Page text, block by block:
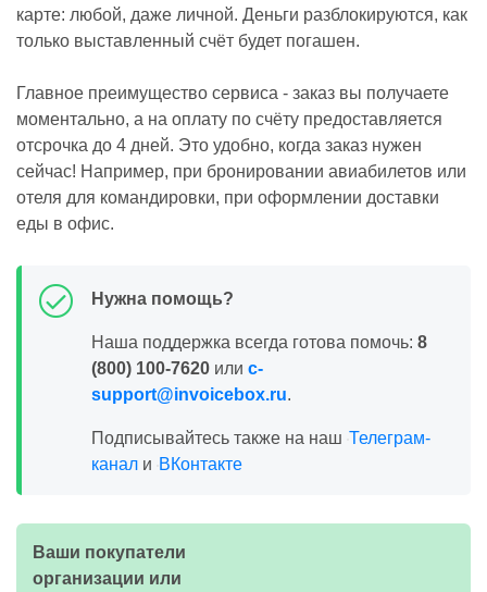
карте: любой, даже личной. Деньги разблокируются, как
только выставленный счёт будет погашен.
Главное преимущество сервиса - заказ вы получаете
моментально, а на оплату по счёту предоставляется
отсрочка до 4 дней. Это удобно, когда заказ нужен
сейчас! Например, при бронировании авиабилетов или
отеля для командировки, при оформлении доставки
еды в офис.
Нужна помощь?
Наша поддержка всегда готова помочь: 8
(800) 100-7620 или c-
support@invoicebox.ru.
Подписывайтесь также на наш Телеграм-
канал и ВКонтакте
Ваши покупатели
организации или